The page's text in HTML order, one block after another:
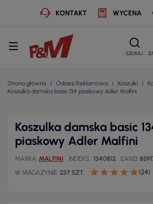
KONTAKT WYCENA
SZUKAJ
Strona główna Odzież Reklamowa Koszulki
Koszulka damska basic 134 piaskowy Adler Malfini
Koszulka damska basic
piaskowy Adler Malfini
MARKA MALFINI INDEKS 1340812 EAN13
W MAGAZYNIE 237 SZT. (24)